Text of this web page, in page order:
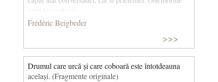
Frédéric Beigbeder
>>>
Drumul care urcă și care coboară este întotdeauna
același. (Fragmente originale)